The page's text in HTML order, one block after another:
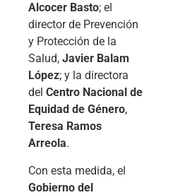
Alcocer Basto; el
director de Prevención
y Protección de la
Salud, Javier Balam
López; y la directora
del Centro Nacional de
Equidad de Género,
Teresa Ramos
Arreola.
Con esta medida, el
Gobierno del